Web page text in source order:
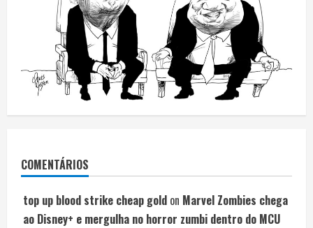
COMENTÁRIOS
top up blood strike cheap gold on Marvel Zombies chega
ao Disney+ e mergulha no horror zumbi dentro do MCU